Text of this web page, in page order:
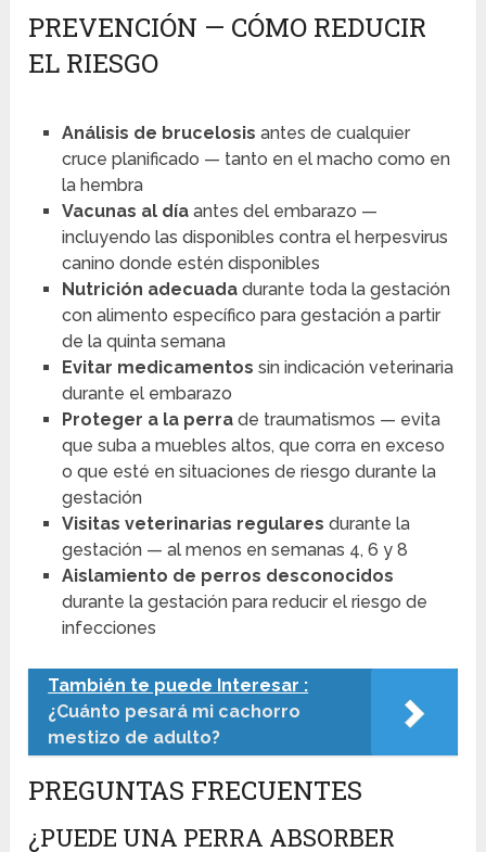
PREVENCIÓN — CÓMO REDUCIR
EL RIESGO
Análisis de brucelosis antes de cualquier
cruce planificado — tanto en el macho como en
la hembra
Vacunas al díaantes del embarazo —
incluyendo las disponibles contra el herpesvirus
canino donde estén disponibles
Nutrición adecuadadurante toda la gestación
con alimento específico para gestación a partir
de la quinta semana
Evitar medicamentos sin indicación veterinaria
durante el embarazo
Proteger a la perrade traumatismos — evita
que suba a muebles altos, que corra en exceso
o que esté en situaciones de riesgo durante la
gestación
Visitas veterinarias regulares durante la
gestación — al menos en semanas 4, 6 y 8
Aislamiento de perros desconocidos
durante la gestación para reducir el riesgo de
infecciones
También te puede Interesar :
¿Cuánto pesará mi cachorro
mestizo de adulto?
PREGUNTAS FRECUENTES
¿PUEDE UNA PERRA ABSORBER